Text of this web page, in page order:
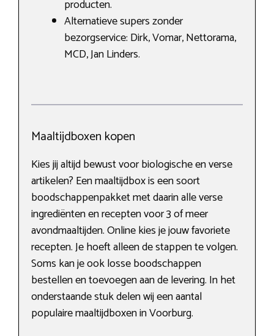
producten.
Alternatieve supers zonder
bezorgservice: Dirk, Vomar, Nettorama,
MCD, Jan Linders.
Maaltijdboxen kopen
Kies jij altijd bewust voor biologische en verse
artikelen? Een maaltijdbox is een soort
boodschappenpakket met daarin alle verse
ingrediënten en recepten voor 3 of meer
avondmaaltijden. Online kies je jouw favoriete
recepten. Je hoeft alleen de stappen te volgen.
Soms kan je ook losse boodschappen
bestellen en toevoegen aan de levering. In het
onderstaande stuk delen wij een aantal
populaire maaltijdboxen in Voorburg.